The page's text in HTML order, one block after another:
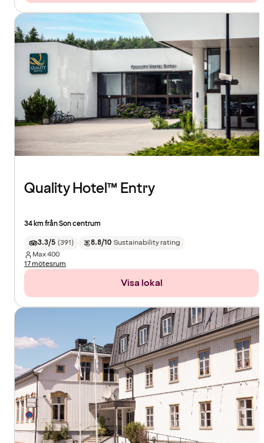
Quality Hotel™ Entry
34 km från Son centrum
3.3/5 (391) 8.8/10 Sustainability rating
Max400
17 mötesrum
Visa lokal